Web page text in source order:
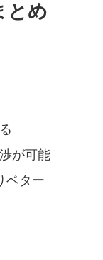
とめ
が可能
ベター